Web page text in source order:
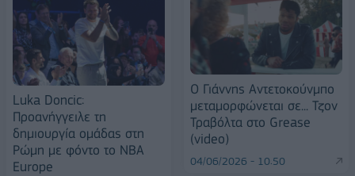
Luka Doncic:
Προανήγγειλε τη
δημιουργία ομάδας στη
Ρώμη με φόντο το NBA
Europe
Ο Γιάννης Αντετοκούνμπο
μεταμορφώνεται σε... Τζον
Τραβόλτα στο Grease
(video)
04/06/2026 - 10:50